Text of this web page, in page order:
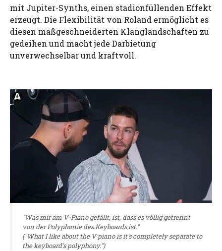
mit Jupiter-Synths, einen stadionfüllenden Effekt
erzeugt. Die Flexibilität von Roland ermöglicht es
diesen maßgeschneiderten Klanglandschaften zu
gedeihen und macht jede Darbietung
unverwechselbar und kraftvoll.
"Was mir am V-Piano gefällt, ist, dass es völlig getrennt
von der Polyphonie des Keyboards ist."
("What I like about the V piano is it's completely separate to
the keyboard's polyphony.")